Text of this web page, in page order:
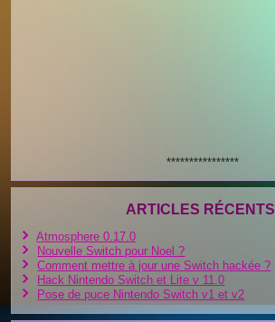
****************
ARTICLES RÉCENTS
Atmosphere 0.17.0
Nouvelle Switch pour Noel ?
Comment mettre à jour une Switch hackée ?
Hack Nintendo Switch et Lite v 11.0
Pose de puce Nintendo Switch v1 et v2